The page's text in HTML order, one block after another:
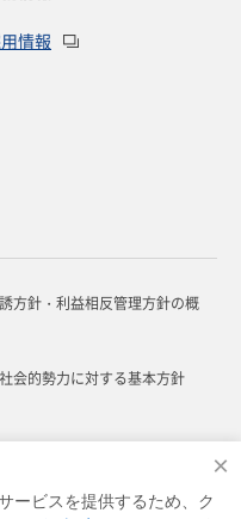
×
ービスを提供するため、ク
情報
方針・利益相反管理方針の概
会的勢力に対する基本方針